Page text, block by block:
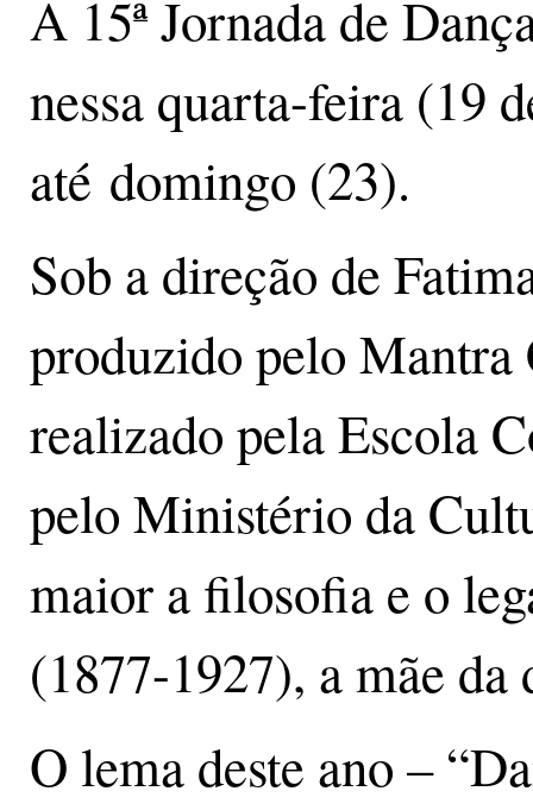
A 15ª Jornada de
nessa quarta-feira (19
até domingo (23).
Sob a direção de
produzido pelo Mantra
realizado pela Escola
pelo Ministério da
maior a filosofia e o
(1877-1927), a mãe da
O lema deste ano –